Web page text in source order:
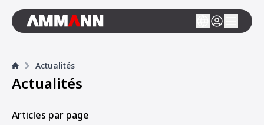
Actualités
Actualités
Articles par page